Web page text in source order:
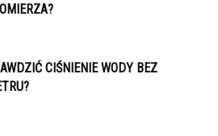
CIŚNIENIE WODY BEZ